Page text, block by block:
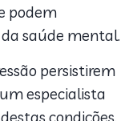
podem
saúde mental.
persistirem
especialista